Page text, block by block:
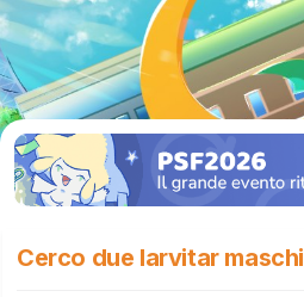
Cerco due larvitar maschi